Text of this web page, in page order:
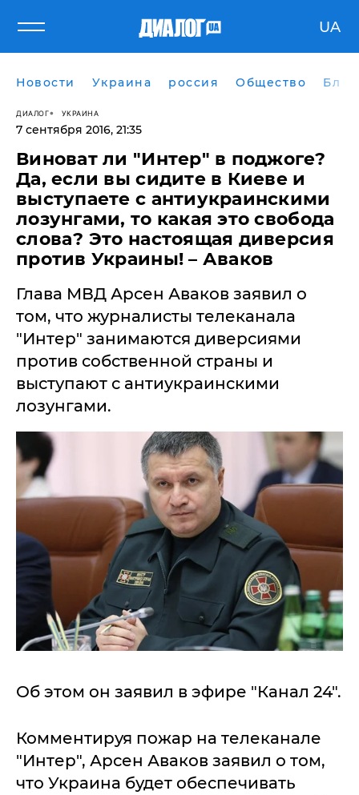
UA
Новости Украина россия Общество
ДИАЛОГ УКРАИНА
7 сентября 2016, 21:35
Виноват ли "Интер" в поджоге?
Да, если вы сидите в Киеве и
выступаете с антиукраинскими
лозунгами, то какая это свобода
слова? Это настоящая диверсия
против Украины! – Аваков
Глава МВД Арсен Аваков заявил о
том, что журналисты телеканала
"Интер" занимаются диверсиями
против собственной страны и
выступают с антиукраинскими
лозунгами.
Об этом он заявил в эфире "Канал 24".
Комментируя пожар на телеканале
"Интер", Арсен Аваков заявил о том,
что Украина будет обеспечивать